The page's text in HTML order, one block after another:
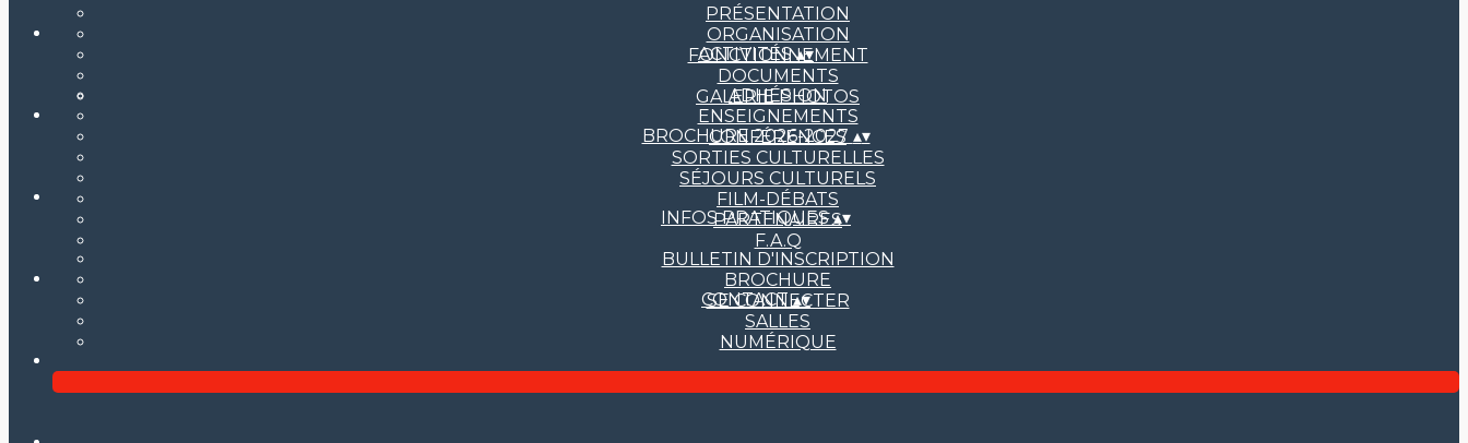
PRÉSENTATION
ORGANISATION
FONCTIONNEMENT
DOCUMENTS
GALERIE PHOTOS
ACTIVITÉS▴▾
ADHÉSION
ENSEIGNEMENTS
CONFÉRENCES
SORTIES CULTURELLES
SÉJOURS CULTURELS
FILM-DÉBATS
PARTENAIRES
F.A.Q
BROCHURE 2026-2027 ▴▾
INFOS PRATIQUES▴▾
BULLETIN D'INSCRIPTION
BROCHURE
SE CONNECTER
SALLES
NUMÉRIQUE
CONTACT▴▾